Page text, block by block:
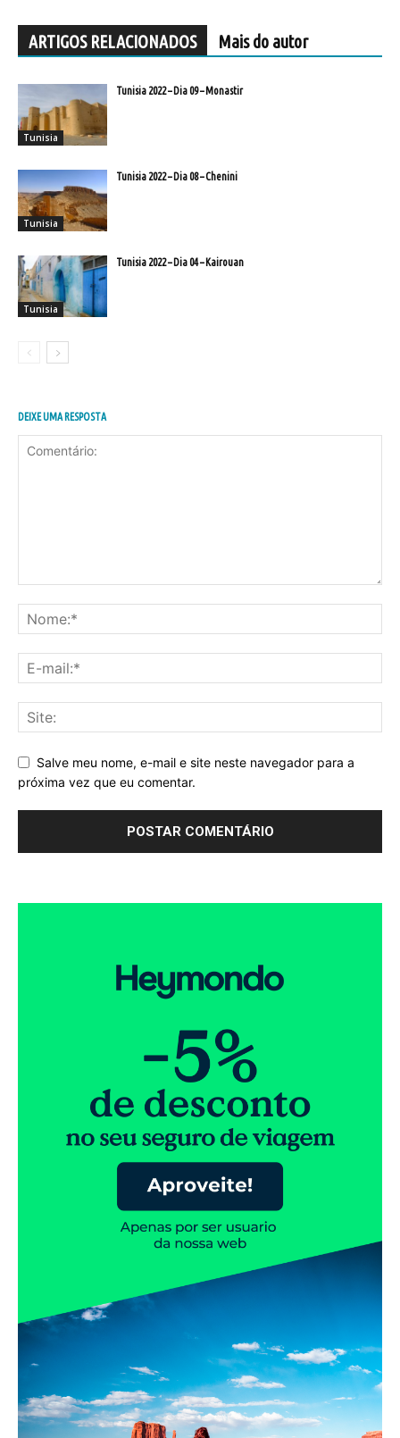
ARTIGOS RELACIONADOS Mais do autor
Tunisia
Tunisia 2022 – Dia 09 – Monastir
Tunisia
Tunisia 2022 – Dia 08 – Chenini
Tunisia
Tunisia 2022 – Dia 04 – Kairouan
DEIXE UMA RESPOSTA
Salve meu nome, e-mail e site neste navegador para a
próxima vez que eu comentar.